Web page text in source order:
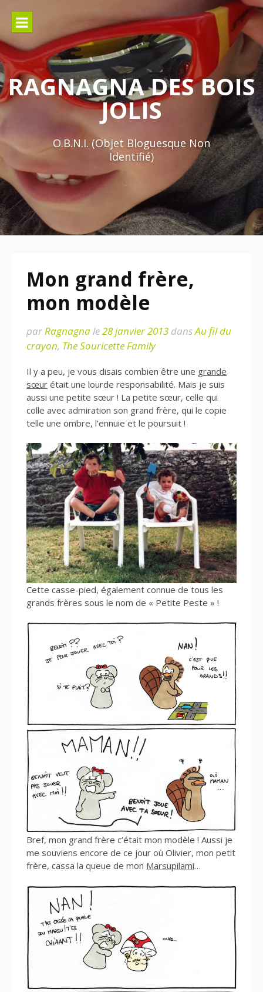
contenu
RAGNAGNA DES BOIS
JOLIS
O.B.N.I. (Objet Bloguesque Non
Identifié)
Mon grand frère,
mon modèle
parRagnagnale28 janvier 2013 dansAu fil du
crayon, The Souricette Family
Il y a peu, je vous disais combien être une grande
sœur était une lourde responsabilité. Mais je suis
aussi une petite sœur ! La petite sœur, celle qui
colle avec admiration son grand frère, qui le copie
telle une ombre, l’ennuie et le poursuit !
Cette casse-pied, également connue de tous les
grands frères sous le nom de « Petite Peste » !
Bref, mon grand frère c’était mon modèle ! Aussi je
me souviens encore de ce jour où Olivier, mon petit
frère, cassa la queue de mon Marsupilami…